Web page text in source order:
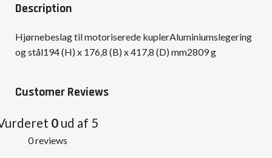
Description
Hjørnebeslag til motoriserede kuplerAluminiumslegering
og stål194 (H) x 176,8 (B) x 417,8 (D) mm2809 g
Customer Reviews
0 ud af 5
0 reviews